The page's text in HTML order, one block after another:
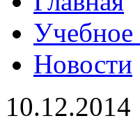
Учебное
Новости
10.12.2014